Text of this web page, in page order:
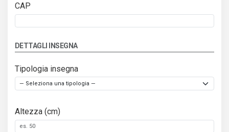
CAP
DETTAGLI INSEGNA
Tipologia insegna
Altezza (cm)